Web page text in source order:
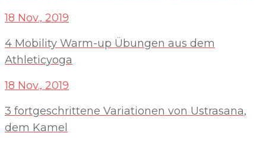
18 Nov., 2019
4 Mobility Warm-up Übungen aus dem
Athleticyoga
18 Nov., 2019
3 fortgeschrittene Variationen von Ustrasana,
dem Kamel